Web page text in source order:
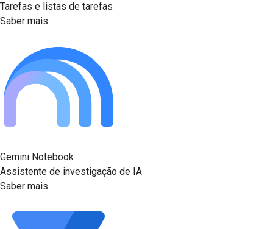
Tarefas e listas de tarefas
Saber mais
Gemini Notebook
Assistente de investigação de IA
Saber mais